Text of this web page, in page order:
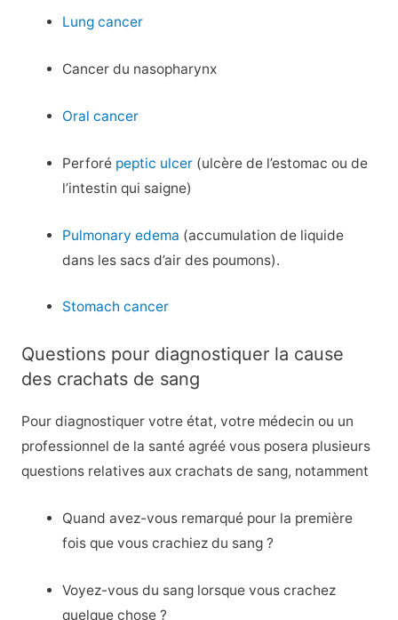
Lung cancer
Cancer du nasopharynx
Oral cancer
Perforé peptic ulcer (ulcère de l’estomac ou de
l’intestin qui saigne)
Pulmonary edema (accumulation de liquide
dans les sacs d’air des poumons).
Stomach cancer
Questions pour diagnostiquer la cause
des crachats de sang
Pour diagnostiquer votre état, votre médecin ou un
professionnel de la santé agréé vous posera plusieurs
questions relatives aux crachats de sang, notamment
Quand avez-vous remarqué pour la première
fois que vous crachiez du sang ?
Voyez-vous du sang lorsque vous crachez
quelque chose ?